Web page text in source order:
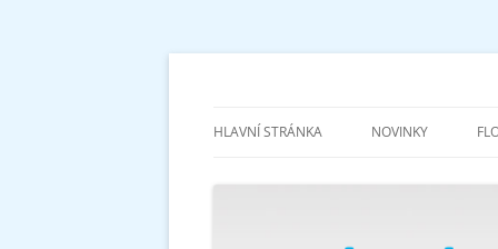
HLAVNÍ STRÁNKA NOVINKY